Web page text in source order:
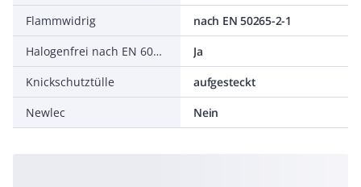
Flammwidrig
nach EN 50265-2-1
Halogenfrei nach EN 60754-1/2
Ja
Knickschutztülle
aufgesteckt
Newlec
Nein